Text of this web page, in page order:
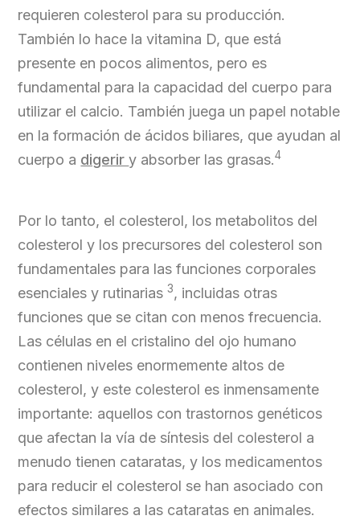
requieren colesterol para su producción.
También lo hace la vitamina D, que está
presente en pocos alimentos, pero es
fundamental para la capacidad del cuerpo para
utilizar el calcio. También juega un papel notable
en la formación de ácidos biliares, que ayudan al
cuerpo a digeriry absorber las grasas.4
Por lo tanto, el colesterol, los metabolitos del
colesterol y los precursores del colesterol son
fundamentales para las funciones corporales
esenciales y rutinarias3, incluidas otras
funciones que se citan con menos frecuencia.
Las células en el cristalino del ojo humano
contienen niveles enormemente altos de
colesterol, y este colesterol es inmensamente
importante: aquellos con trastornos genéticos
que afectan la vía de síntesis del colesterol a
menudo tienen cataratas, y los medicamentos
para reducir el colesterol se han asociado con
efectos similares a las cataratas en animales.